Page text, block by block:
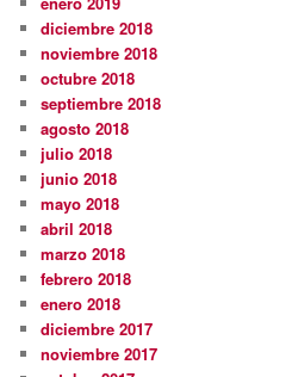
diciembre 2018
noviembre 2018
octubre 2018
septiembre 2018
agosto 2018
julio 2018
junio 2018
mayo 2018
abril 2018
marzo 2018
febrero 2018
enero 2018
diciembre 2017
noviembre 2017